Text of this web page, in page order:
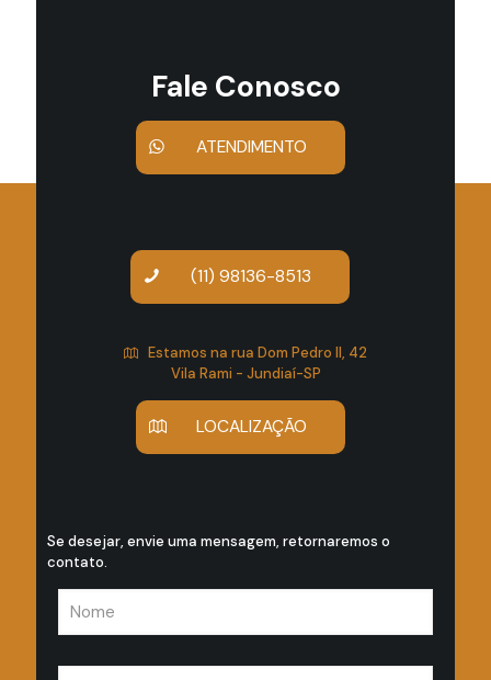
Fale Conosco
ATENDIMENTO
(11) 98136-8513
Estamos na rua Dom Pedro II, 42
Vila Rami - Jundiaí-SP
LOCALIZAÇÃO
Se desejar, envie uma mensagem, retornaremos o
contato.